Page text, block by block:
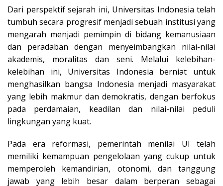
Dari perspektif sejarah ini, Universitas Indonesia telah
tumbuh secara progresif menjadi sebuah institusi yang
mengarah menjadi pemimpin di bidang kemanusiaan
dan peradaban dengan menyeimbangkan nilai-nilai
akademis, moralitas dan seni. Melalui kelebihan-
kelebihan ini, Universitas Indonesia berniat untuk
menghasilkan bangsa Indonesia menjadi masyarakat
yang lebih makmur dan demokratis, dengan berfokus
pada perdamaian, keadilan dan nilai-nilai peduli
lingkungan yang kuat.
Pada era reformasi, pemerintah menilai UI telah
memiliki kemampuan pengelolaan yang cukup untuk
memperoleh kemandirian, otonomi, dan tanggung
jawab yang lebih besar dalam berperan sebagai